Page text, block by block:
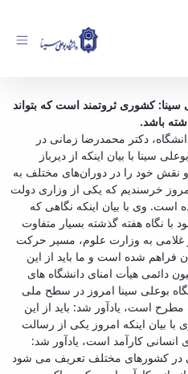
اقتصاد مقاومتی
باشد - دانشگاه بوعلی
سینا همدان
سینا: کشوری ثروتمند است که بتواند
باشد.
دکتر محمدرضا زمانی در
سینا با بیان اینکه از دیرباز
نقش خود را در دوران‌های مختلف به
خرسندیم که یکی از وزاری دولت
است. وی با بیان اینکه نگاهی که
با نگاه هفته گذشته بسیار متفاوت
غلامی به وزارت علوم، مسیر حرکت
فراهم شده است و ما باید از این
دائمی هیأت امنای دانشگاه‌ های
بوعلی سینا امروز در سطح ملی
است، یادآور شد: باید از این
با بیان اینکه امروز یکی از رسالت‌
‌انسانی کارآمد است، یادآور شد:
در کشورهای مختلف تعریف می ‌شود